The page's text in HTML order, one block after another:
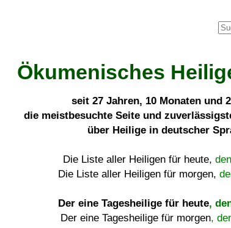
Ökumenisches
seit 27 Jahren, 10 Monaten und
die meistbesuchte Seite und
über Heilige in deutscher
Die Liste aller Heiligen für heute,
Die Liste aller Heiligen für morgen,
Der eine Tagesheilige für heute,
Der eine Tagesheilige für morgen,